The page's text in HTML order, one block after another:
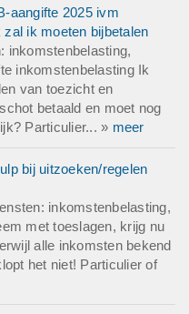
aangifte 2025 ivm
ik moeten bijbetalen
inkomstenbelasting,
inkomstenbelasting Ik
van toezicht en
betaald en moet nog
Particulier... » meer
bij uitzoeken/regelen
inkomstenbelasting,
met toeslagen, krijg nu
alle inkomsten bekend
het niet! Particulier of